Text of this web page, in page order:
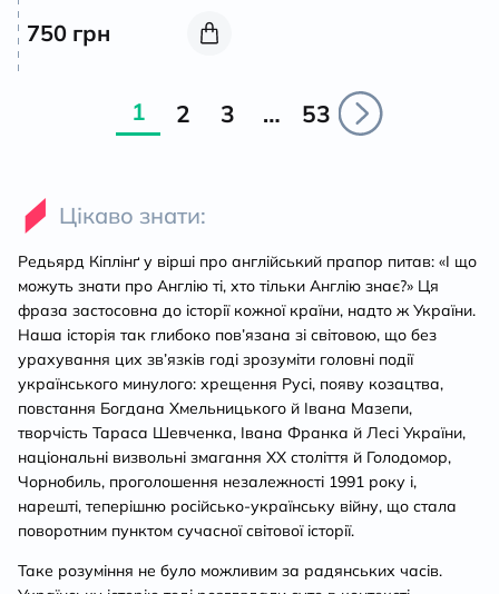
750 грн
1 2 3 … 53
Цікаво знати:
Редьярд Кіплінґ у вірші про англійський прапор питав: «І що
можуть знати про Англію ті, хто тільки Англію знає?» Ця
фраза застосовна до історії кожної країни, надто ж України.
Наша історія так глибоко пов’язана зі світовою, що без
урахування цих зв’язків годі зрозуміти головні події
українського минулого: хрещення Русі, появу козацтва,
повстання Богдана Хмельницького й Івана Мазепи,
творчість Тараса Шевченка, Івана Франка й Лесі України,
національні визвольні змагання ХХ століття й Голодомор,
Чорнобиль, проголошення незалежності 1991 року і,
нарешті, теперішню російсько-українську війну, що стала
поворотним пунктом сучасної світової історії.
Таке розуміння не було можливим за радянських часів.